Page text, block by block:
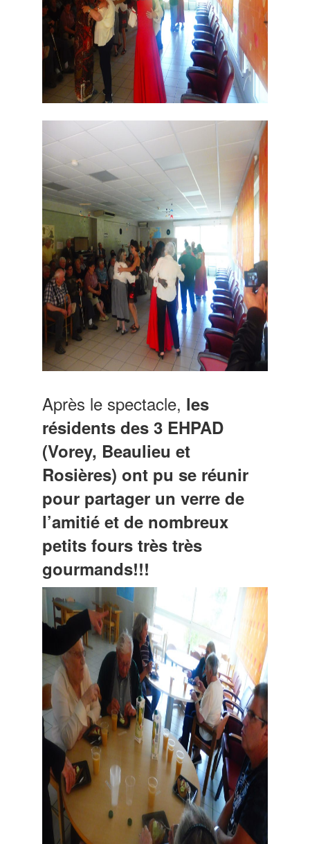
Après le spectacle, les
résidents des 3 EHPAD
(Vorey, Beaulieu et
Rosières) ont pu se réunir
pour partager un verre de
l’amitié et de nombreux
petits fours très très
gourmands!!!